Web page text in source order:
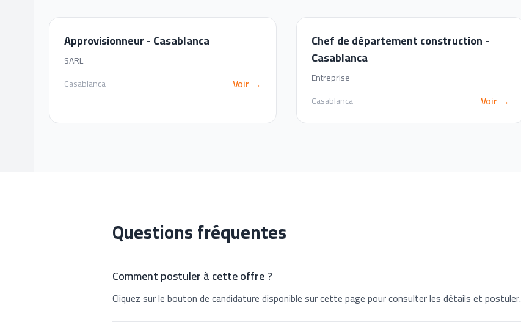
Approvisionneur - Casablanca
SARL
Casablanca
Voir →
Chef de département construction -
Casablanca
Entreprise
Casablanca
Voir →
Questions fréquentes
Comment postuler à cette offre ?
Cliquez sur le bouton de candidature disponible sur cette page pour consulter les détails et postuler.